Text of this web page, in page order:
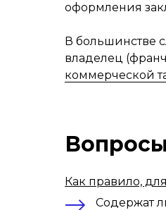
оформления
В большинстве
владелец
коммерческой
Как правило,
Содержат